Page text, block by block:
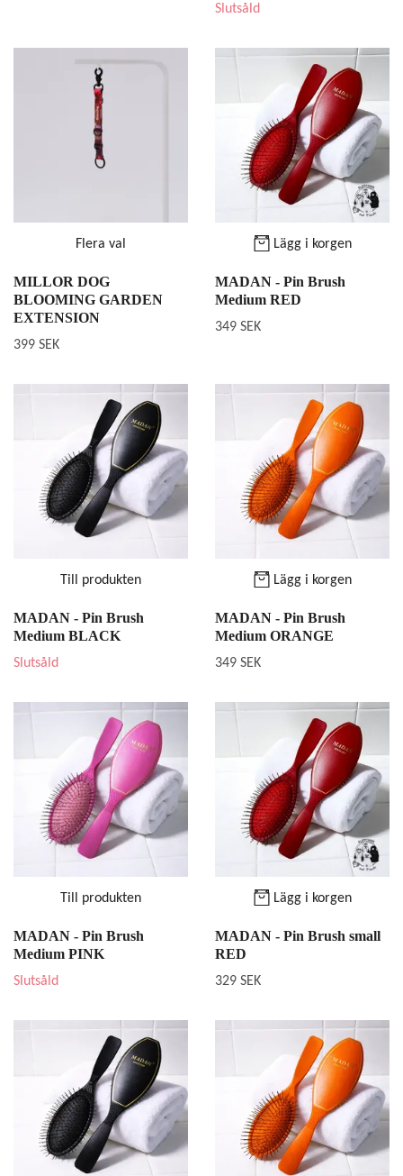
Slutsåld
Flera val
MILLOR DOG
BLOOMING GARDEN
EXTENSION
399 SEK
Lägg i korgen
MADAN - Pin Brush
Medium RED
349 SEK
Till produkten
MADAN - Pin Brush
Medium BLACK
Slutsåld
Lägg i korgen
MADAN - Pin Brush
Medium ORANGE
349 SEK
Till produkten
MADAN - Pin Brush
Medium PINK
Slutsåld
Lägg i korgen
MADAN - Pin Brush small
RED
329 SEK